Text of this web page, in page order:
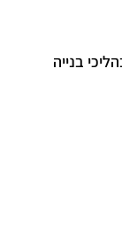
בנייה